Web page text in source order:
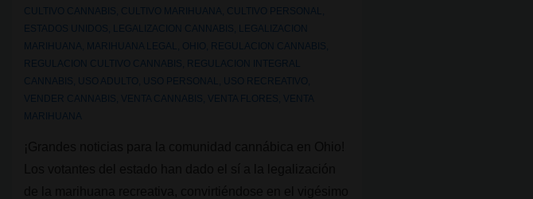
CULTIVO CANNABIS CULTIVO MARIHUANA CULTIVO PERSONAL
ESTADOS UNIDOS
LEGALIZACION CANNABIS
LEGALIZACION
MARIHUANA
MARIHUANA LEGAL OHIO REGULACION CANNABIS
REGULACION CULTIVO CANNABIS
REGULACION INTEGRAL
CANNABIS USO ADULTO USO PERSONAL USO RECREATIVO
VENDER CANNABIS VENTA CANNABIS VENTA FLORES VENTA
MARIHUANA